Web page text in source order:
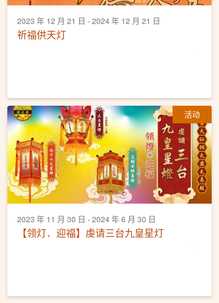
2023 年 12 月 21 日 - 2024 年 12 月 21 日
祈福供天灯
活动
2023 年 11 月 30 日 - 2024 年 6 月 30 日
【领灯．迎福】虔请三台九皇星灯